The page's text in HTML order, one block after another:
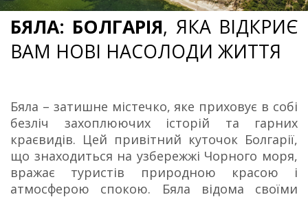
БЯЛА: БОЛГАРІЯ, ЯКА ВІДКРИЄ
ВАМ НОВІ НАСОЛОДИ ЖИТТЯ
Бяла – затишне містечко, яке приховує в собі
безліч захоплюючих історій та гарних
краєвидів. Цей привітний куточок Болгарії,
що знаходиться на узбережжі Чорного моря,
вражає туристів природною красою і
атмосферою спокою. Бяла відома своїми